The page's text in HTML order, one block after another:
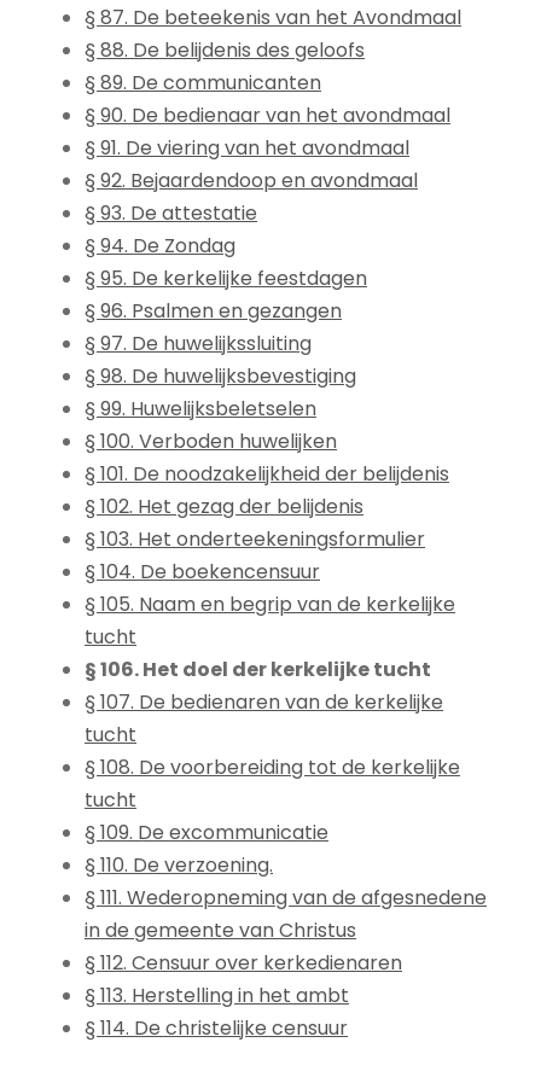
§ 87. De beteekenis van het Avondmaal
§ 88. De belijdenis des geloofs
§ 89. De communicanten
§ 90. De bedienaar van het avondmaal
§ 91. De viering van het avondmaal
§ 92. Bejaardendoop en avondmaal
§ 93. De attestatie
§ 94. De Zondag
§ 95. De kerkelijke feestdagen
§ 96. Psalmen en gezangen
§ 97. De huwelijkssluiting
§ 98. De huwelijksbevestiging
§ 99. Huwelijksbeletselen
§ 100. Verboden huwelijken
§ 101. De noodzakelijkheid der belijdenis
§ 102. Het gezag der belijdenis
§ 103. Het onderteekeningsformulier
§ 104. De boekencensuur
§ 105. Naam en begrip van de kerkelijke
tucht
§ 106. Het doel der kerkelijke tucht
§ 107. De bedienaren van de kerkelijke
tucht
§ 108. De voorbereiding tot de kerkelijke
tucht
§ 109. De excommunicatie
§ 110. De verzoening.
§ 111. Wederopneming van de afgesnedene
in de gemeente van Christus
§ 112. Censuur over kerkedienaren
§ 113. Herstelling in het ambt
§ 114. De christelijke censuur